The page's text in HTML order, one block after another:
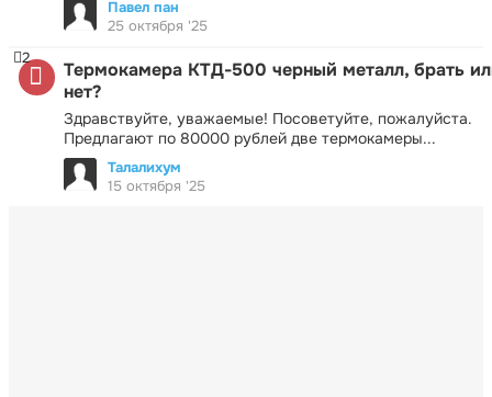
Павел пан
25 октября '25
Термокамера КТД-500 черный металл, брать
нет?
Здравствуйте, уважаемые! Посоветуйте, пожалуйста.
Предлагают по 80000 рублей две термокамеры...
2
Талалихум
15 октября '25